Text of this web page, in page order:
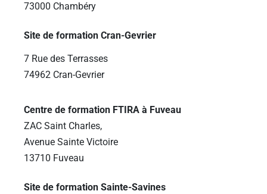
73000 Chambéry
Site de formation Cran-Gevrier
7 Rue des Terrasses
74962 Cran-Gevrier
Centre de formation FTIRA à Fuveau
ZAC Saint Charles,
Avenue Sainte Victoire
13710 Fuveau
Site de formation Sainte-Savines